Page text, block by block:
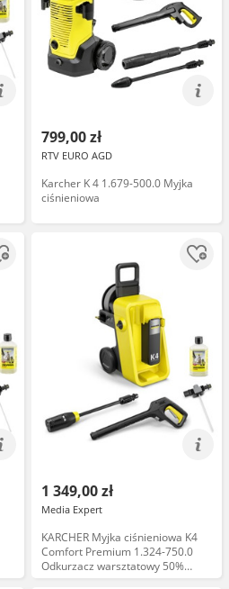
799,00 zł
RTV EURO AGD
Karcher K 4 1.679-500.0 Myjka
ciśnieniowa
1 349,00 zł
Media Expert
KARCHER Myjka ciśnieniowa K4
Comfort Premium 1.324-750.0
Odkurzacz warsztatowy 50%
taniej!